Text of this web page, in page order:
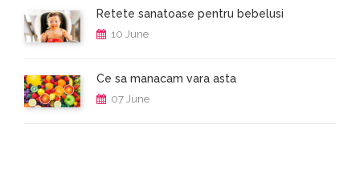
Retete sanatoase pentru bebelusi
10 June
Ce sa manacam vara asta
07 June